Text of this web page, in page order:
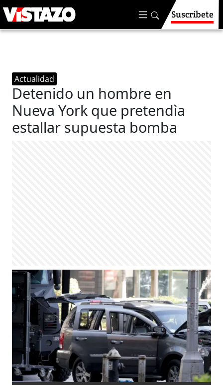
Suscríbete
Actualidad
Detenido un hombre en
Nueva York que pretendìa
estallar supuesta bomba